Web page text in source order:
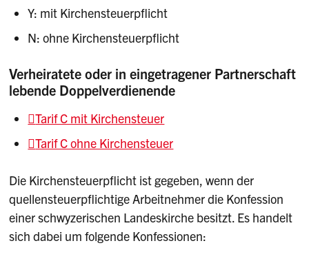
Y: mit Kirchensteuerpflicht
N: ohne Kirchensteuerpflicht
Verheiratete oder in eingetragener Partnerschaft
lebende Doppelverdienende
Tarif C mit Kirchensteuer
Tarif C ohne Kirchensteuer
Die Kirchensteuerpflicht ist gegeben, wenn der
quellensteuerpflichtige Arbeitnehmer die Konfession
einer schwyzerischen Landeskirche besitzt. Es handelt
sich dabei um folgende Konfessionen: